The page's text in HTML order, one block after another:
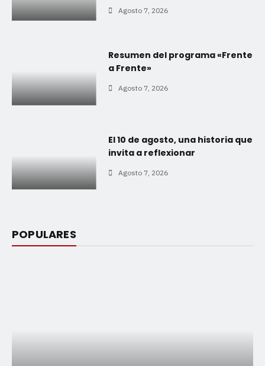
Agosto 7, 2026
Resumen del programa «Frente
a Frente»
Agosto 7, 2026
El 10 de agosto, una historia que
invita a reflexionar
Agosto 7, 2026
POPULARES